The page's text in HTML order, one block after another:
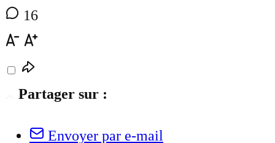
16
Partager sur :
Envoyer par e-mail